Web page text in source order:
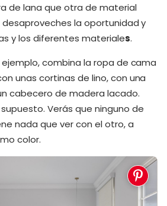
de lana que otra de material
la oportunidad y
y los diferentes materiales.
combina la ropa de cama
unas cortinas de lino, con una
cabecero de madera lacado.
Verás que ninguno de
nada que ver con el otro, a
color.